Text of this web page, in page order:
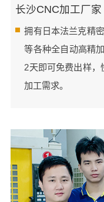
长沙CNC加工厂
拥有日本法兰克精
等各种全自动高精
2天即可免费出样，
加工需求。